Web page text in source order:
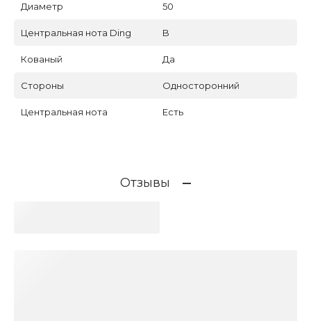
Диаметр 50
Центральная нота Ding B
Кованый Да
Стороны Односторонний
Центральная нота Есть
Отзывы